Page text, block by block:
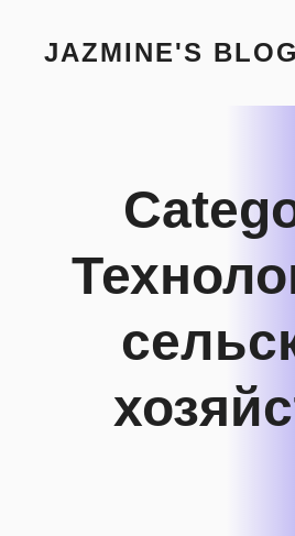
contentJAZMINE'S BLOG